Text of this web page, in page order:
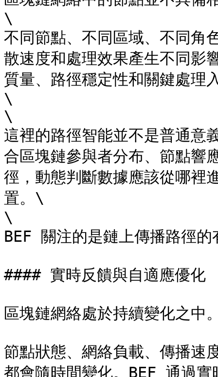
​\
不同節點、不同區域、不同角
散速度和處理效果產生不同影
質量、路徑穩定性和關鍵處理
\
​\
這裡的路徑智能並不是普通意
合區塊鏈參與者分布、節點響
徑，動態判斷數據應該從哪裡
置。\
​\
BEF 關注的是鏈上傳播路徑
#### 實時反饋與自適應優化
區塊鏈網絡處於持續變化之中
節點狀態、網絡負載、傳播速
都會隨時間變化。BEF 通過